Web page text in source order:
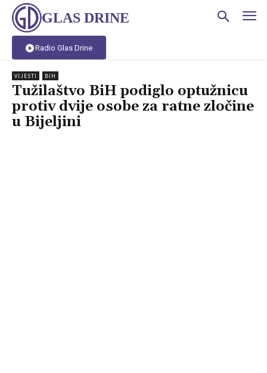
GLAS DRINE
Radio Glas Drine
VIJESTI BIH
Tužilaštvo BiH podiglo optužnicu
protiv dvije osobe za ratne zločine
u Bijeljini